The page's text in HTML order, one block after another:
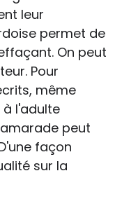
leur
permet de
On peut
Pour
même
l'adulte
peut
façon
sur la